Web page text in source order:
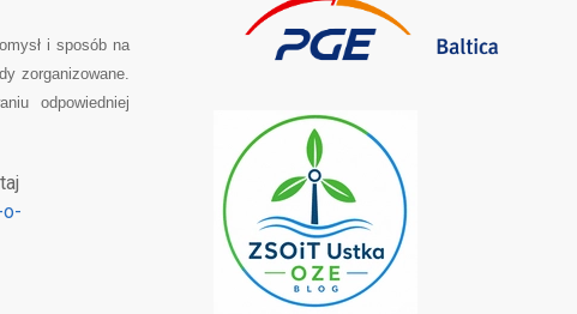
i sposób na
zorganizowane.
odpowiedniej